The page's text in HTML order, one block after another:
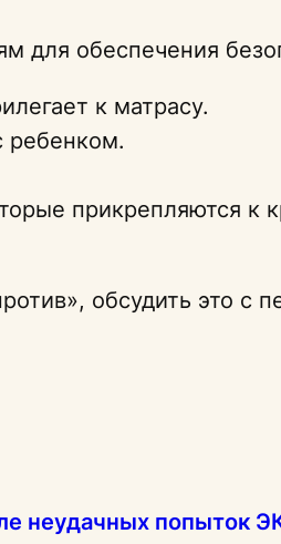
для обеспечения
к матрасу.
ребенком.
прикрепляются к
обсудить это с
неудачных попыток